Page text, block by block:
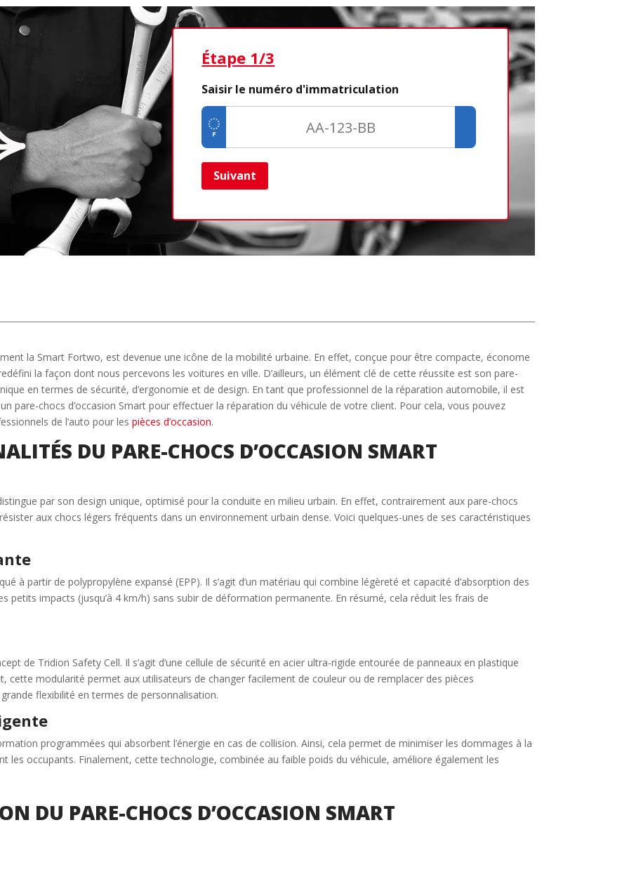
Étape 1/3
Saisir le numéro d'immatriculation
Suivant
la Smart Fortwo, est devenue une icône de la mobilité urbaine. En effet, conçue pour être compacte, économe
la façon dont nous percevons les voitures en ville. D’ailleurs, un élément clé de cette réussite est son pare-
en termes de sécurité, d’ergonomie et de design. En tant que professionnel de la réparation automobile, il est
pare-chocs d’occasion Smart pour effectuer la réparation du véhicule de votre client. Pour cela, vous pouvez
de l’auto pour lespièces d’occasion.
DU PARE-CHOCS D’OCCASION SMART
par son design unique, optimisé pour la conduite en milieu urbain. En effet, contrairement aux pare-chocs
aux chocs légers fréquents dans un environnement urbain dense. Voici quelques-unes de ses caractéristiques
à partir de polypropylène expansé (EPP). Il s’agit d’un matériau qui combine légèreté et capacité d’absorption des
petits impacts (jusqu’à 4 km/h) sans subir de déformation permanente. En résumé, cela réduit les frais de
de Tridion Safety Cell. Il s’agit d’une cellule de sécurité en acier ultra-rigide entourée de panneaux en plastique
cette modularité permet aux utilisateurs de changer facilement de couleur ou de remplacer des pièces
flexibilité en termes de personnalisation.
programmées qui absorbent l’énergie en cas de collision. Ainsi, cela permet de minimiser les dommages à la
les occupants. Finalement, cette technologie, combinée au faible poids du véhicule, améliore également les
DU PARE-CHOCS D’OCCASION SMART